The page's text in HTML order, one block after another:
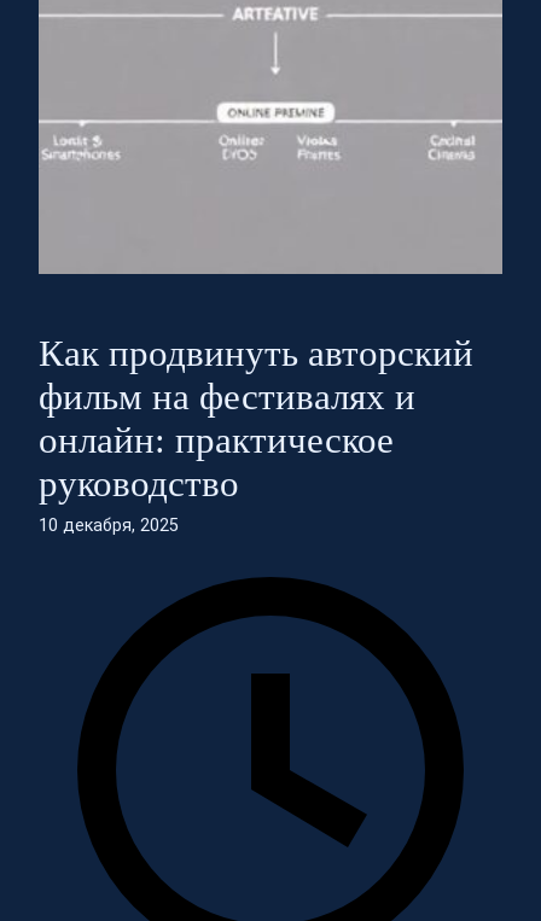
Как продвинуть авторский
фильм на фестивалях и
онлайн: практическое
руководство
10 декабря, 2025